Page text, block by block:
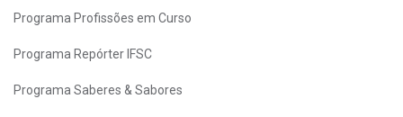
Programa Profissões em Curso
Programa Repórter IFSC
Programa Saberes & Sabores